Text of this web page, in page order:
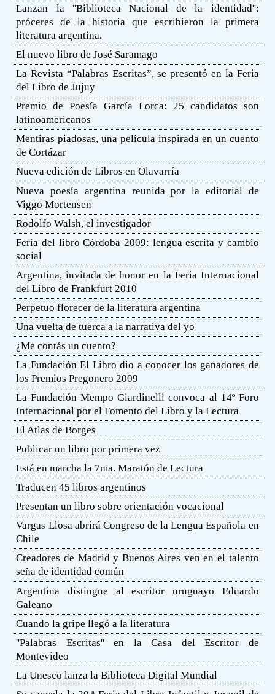
Lanzan la ''Biblioteca Nacional de la identidad'':
próceres de la historia que escribieron la primera
literatura argentina.
El nuevo libro de José Saramago
La Revista “Palabras Escritas”, se presentó en la Feria
del Libro de Jujuy
Premio de Poesía García Lorca: 25 candidatos son
latinoamericanos
Mentiras piadosas, una película inspirada en un cuento
de Cortázar
Nueva edición de Libros en Olavarría
Nueva poesía argentina reunida por la editorial de
Viggo Mortensen
Rodolfo Walsh, el investigador
Feria del libro Córdoba 2009: lengua escrita y cambio
social
Argentina, invitada de honor en la Feria Internacional
del Libro de Frankfurt 2010
Perpetuo florecer de la literatura argentina
Una vuelta de tuerca a la narrativa del yo
¿Me contás un cuento?
La Fundación El Libro dio a conocer los ganadores de
los Premios Pregonero 2009
La Fundación Mempo Giardinelli convoca al 14º Foro
Internacional por el Fomento del Libro y la Lectura
El Atlas de Borges
Publicar un libro por primera vez
Está en marcha la 7ma. Maratón de Lectura
Traducen 45 libros argentinos
Presentan un libro sobre orientación vocacional
Vargas Llosa abrirá Congreso de la Lengua Española en
Chile
Creadores de Madrid y Buenos Aires ven en el talento
seña de identidad común
Argentina distingue al escritor uruguayo Eduardo
Galeano
Cuando la gripe llegó a la literatura
''Palabras Escritas'' en la Casa del Escritor de
Montevideo
La Unesco lanza la Biblioteca Digital Mundial